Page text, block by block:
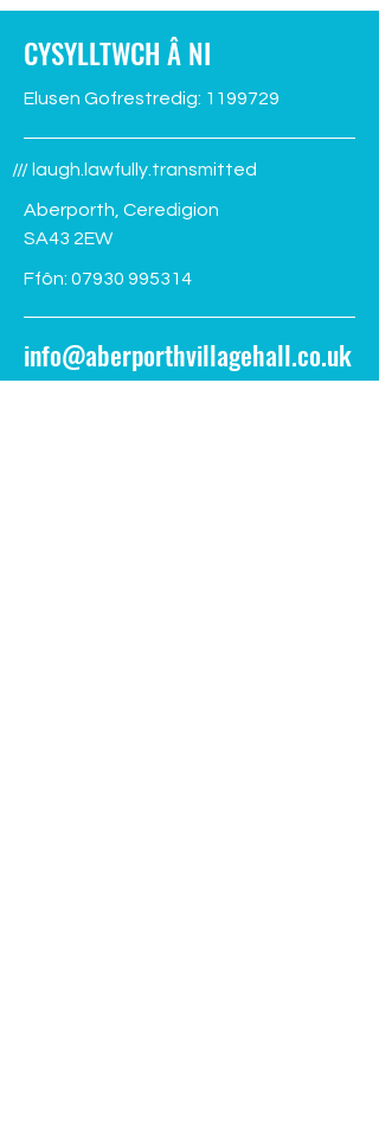
Rheolwr cyfleusterau
CYSYLLTWCH Â NI
Elusen Gofrestredig: 1199729
/// laugh.lawfully.transmitted
Aberporth, Ceredigion
SA43 2EW
Ffôn: 07930 995314
info@aberporthvillagehall.co.uk